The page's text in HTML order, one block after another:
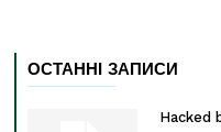
ОСТАННІ ЗАПИСИ
Hacked